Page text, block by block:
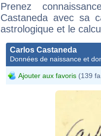
Prenez
Castaneda avec sa
astrologique et le
Carlos Castaneda
Données de naissance et
Ajouter aux favoris (139